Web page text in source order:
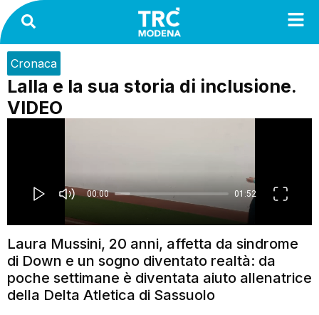
Cronaca
Lalla e la sua storia di inclusione.
VIDEO
Laura Mussini, 20 anni, affetta da sindrome
di Down e un sogno diventato realtà: da
poche settimane è diventata aiuto allenatrice
della Delta Atletica di Sassuolo